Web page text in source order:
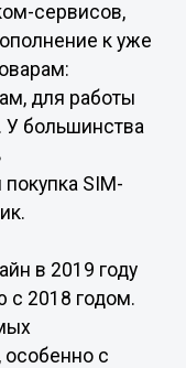
сервисов,
к уже
для работы
У большинства
SIM-
в 2019 году
с 2018 годом.
с